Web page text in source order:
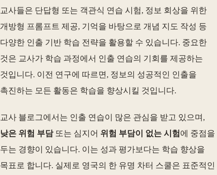
교사들은 단답형 또는 객관식 연습 시험, 정보 회상을 위한
개방형 프롬프트 제공, 기억을 바탕으로 개념 지도 작성 등
다양한 인출 기반 학습 전략을 활용할 수 있습니다. 중요한
것은 교사가 학습 과정에서 인출 연습의 기회를 제공하는
것입니다. 이전 연구에 따르면, 정보의 성공적인 인출을
촉진하는 모든 활동은 학습을 향상시킬 것입니다.
교사 블로그에서는 인출 연습이 많은 관심을 받고 있으며,
낮은 위험 부담또는 심지어 위험 부담이 없는 시험에 중점을
두는 경향이 있습니다. 이는 성과 평가보다는 학습 향상을
목표로 합니다. 실제로 영국의 한 유명 차터 스쿨은 표준적인